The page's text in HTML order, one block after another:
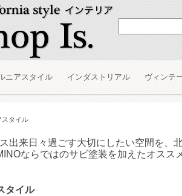
ニアスタイル インダストリアル ヴィンテ
スタイル
出来日々過ごす大切にしたい空間を、
ならではのサビ塗装を加えたオスス
タイル